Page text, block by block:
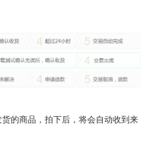
的商品，拍下后，将会自动收到来